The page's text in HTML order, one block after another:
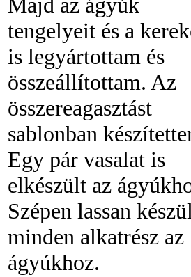
tengelyeit és a
is legyártottam és
összeállítottam. Az
összereagasztást
sablonban
Egy pár vasalat is
elkészült az
Szépen lassan készül
minden alkatrész az
ágyúkhoz.